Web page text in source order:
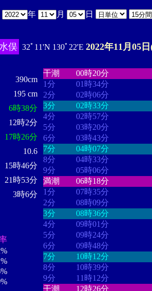
年 月 日
俣 32ﾟ11'N 130ﾟ22'E 2022年11月05
390cm
195 cm
6時38分
12時2分
17時26分
10.6
15時46分
21時53分
3時6分
干潮
00時20分
1分
01時34分
2分
02時06分
3分
02時33分
4分
02時57分
5分
03時20分
6分
03時43分
7分
04時07分
8分
04時33分
9分
05時06分
満潮
06時18分
1分
07時35分
2分
08時09分
3分
08時36分
4分
09時01分
5分
09時24分
6分
09時48分
7分
10時12分
8分
10時39分
9分
11時12分
干潮
12時26分